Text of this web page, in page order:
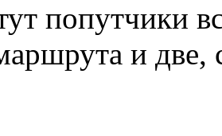
попутчики
и две,